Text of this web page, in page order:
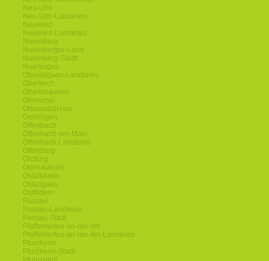
Neu-Ulm
Neu-Ulm-Landkreis
Neuwied
Neuwied-Landkreis
Nuernberg
Nuernberger-Land
Nuernberg-Stadt
Nuertingen
Oberallgaeu-Landkreis
Oberkirch
Obertshausen
Oberursel
Odenwaldkreis
Oehringen
Offenbach
Offenbach-am-Main
Offenbach-Landkreis
Offenburg
Olching
Ortenaukreis
Ostalbkreis
Ostallgaeu
Ostfildern
Passau
Passau-Landkreis
Passau-Stadt
Pfaffenhofen-an-der-Ilm
Pfaffenhofen-an-der-Ilm-Landkreis
Pforzheim
Pforzheim-Stadt